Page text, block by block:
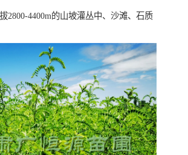
2800-4400m的山坡灌丛中、沙滩、石质